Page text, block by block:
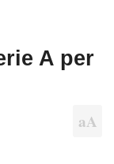
A per